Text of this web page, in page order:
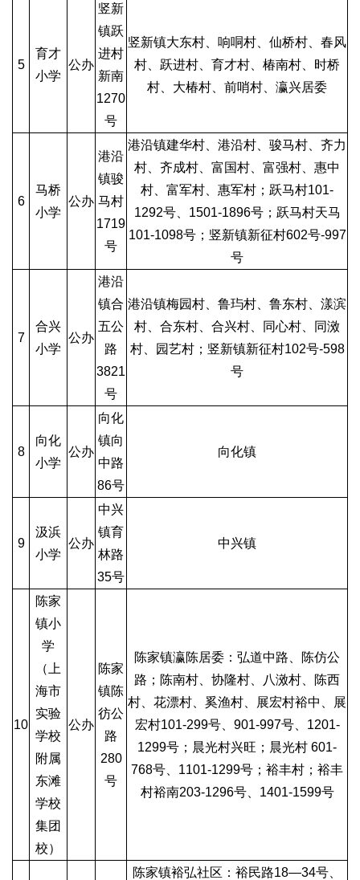
5
育才
小学
公办
竖新
镇跃
进村
新南
1270
号
竖新镇大东村、响哃村、仙桥村、春风
村、跃进村、育才村、椿南村、时桥
村、大椿村、前哨村、瀛兴居委
6
马桥
小学
公办
港沿
镇骏
马村
1719
号
港沿镇建华村、港沿村、骏马村、齐力
村、齐成村、富国村、富强村、惠中
村、富军村、惠军村；跃马村101-
1292号、1501-1896号；跃马村天马
101-1098号；竖新镇新征村602号-997
号
7
合兴
小学
公办
港沿
镇合
五公
路
3821
号
港沿镇梅园村、鲁玙村、鲁东村、漾滨
村、合东村、合兴村、同心村、同滧
村、园艺村；竖新镇新征村102号-598
号
8
向化
小学
公办
向化
镇向
中路
86号
向化镇
9
汲浜
小学
公办
中兴
镇育
林路
35号
中兴镇
10
陈家
镇小
学
（上
海市
实验
学校
附属
东滩
学校
集团
校）
公办
陈家
镇陈
彷公
路
280
号
陈家镇瀛陈居委：弘道中路、陈仿公
路；陈南村、协隆村、八滧村、陈西
村、花漂村、奚渔村、展宏村裕中、展
宏村101-299号、901-997号、1201-
1299号；晨光村兴旺；晨光村 601-
768号、1101-1299号；裕丰村；裕丰
村裕南203-1296号、1401-1599号
陈家镇裕弘社区：裕民路18—34号、